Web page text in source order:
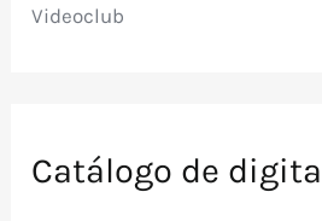
Videoclub
Catálogo de